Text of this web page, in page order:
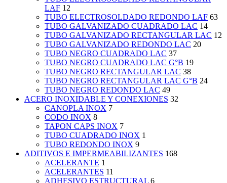
LAF 12
TUBO ELECTROSOLDADO REDONDO LAF 63
TUBO GALVANIZADO CUADRADO LAC 14
TUBO GALVANIZADO RECTANGULAR LAC 12
TUBO GALVANIZADO REDONDO LAC 20
TUBO NEGRO CUADRADO LAC 37
TUBO NEGRO CUADRADO LAC G°B 19
TUBO NEGRO RECTANGULAR LAC 38
TUBO NEGRO RECTANGULAR LAC G°B 24
TUBO NEGRO REDONDO LAC 49
ACERO INOXIDABLE Y CONEXIONES 32
CANOPLA INOX 7
CODO INOX 8
TAPON CAPS INOX 7
TUBO CUADRADO INOX 1
TUBO REDONDO INOX 9
ADITIVOS E IMPERMEABILIZANTES 168
ACELERANTE 1
ACELERANTES 11
ADHESIVO ESTRUCTURAL 6